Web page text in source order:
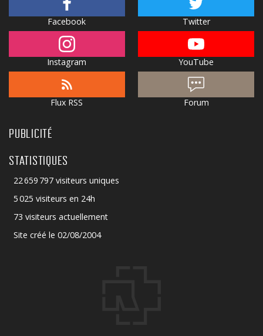
Facebook Twitter
Instagram YouTube
Flux RSS Forum
PUBLICITÉ
STATISTIQUES
22 659 797 visiteurs uniques
5 025 visiteurs en 24h
73 visiteurs actuellement
Site créé le 02/08/2004